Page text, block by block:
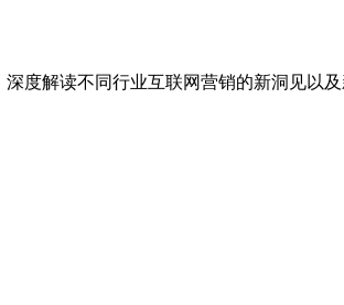
度解读不同行业互联网营销的新洞见以